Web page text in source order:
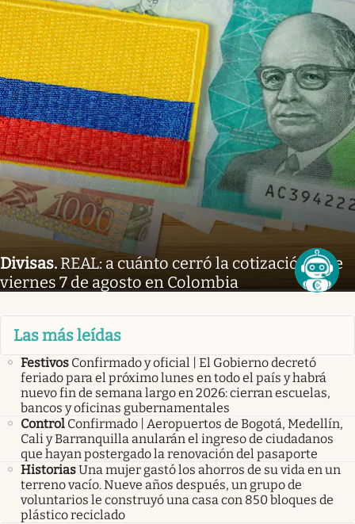
Divisas. REAL: a cuánto cerró la cotización este
viernes 7 de agosto en Colombia
Las más leídas
Festivos Confirmado y oficial | El Gobierno decretó
feriado para el próximo lunes en todo el país y habrá
nuevo fin de semana largo en 2026: cierran escuelas,
bancos y oficinas gubernamentales
Control Confirmado | Aeropuertos de Bogotá, Medellín,
Cali y Barranquilla anularán el ingreso de ciudadanos
que hayan postergado la renovación del pasaporte
HistoriasUna mujer gastó los ahorros de su vida en un
terreno vacío. Nueve años después, un grupo de
voluntarios le construyó una casa con 850 bloques de
plástico reciclado